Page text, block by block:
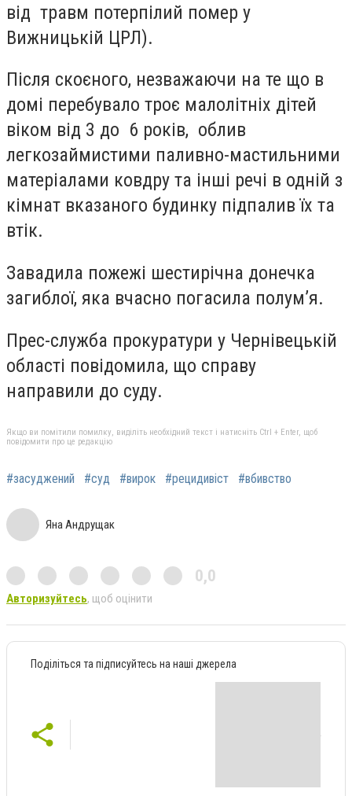
від травм потерпілий помер у
Вижницькій ЦРЛ).
Після скоєного, незважаючи на те що в
домі перебувало троє малолітніх дітей
віком від 3 до 6 років, облив
легкозаймистими паливно-мастильними
матеріалами ковдру та інші речі в одній з
кімнат вказаного будинку підпалив їх та
втік.
Завадила пожежі шестирічна донечка
загиблої, яка вчасно погасила полум’я.
Прес-служба прокуратури у Чернівецькій
області повідомила, що справу
направили до суду.
Якщо ви помітили помилку, виділіть необхідний текст і натисніть Ctrl + Enter, щоб
повідомити про це редакцію
#засуджений #суд #вирок #рецидивіст #вбивство
Яна Андрущак
0,0
Авторизуйтесь, щоб оцінити
Поділіться та підписуйтесь на наші джерела